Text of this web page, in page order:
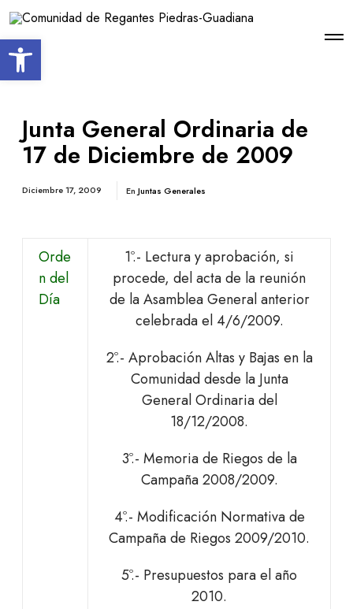
Open toolbar
Junta General Ordinaria de
17 de Diciembre de 2009
Diciembre 17, 2009 EnJuntas Generales
Orde
n del
Día
1º.- Lectura y aprobación, si
procede, del acta de la reunión
de la Asamblea General anterior
celebrada el 4/6/2009.
2º.- Aprobación Altas y Bajas en la
Comunidad desde la Junta
General Ordinaria del
18/12/2008.
3º.- Memoria de Riegos de la
Campaña 2008/2009.
4º.- Modificación Normativa de
Campaña de Riegos 2009/2010.
5º.- Presupuestos para el año
2010.